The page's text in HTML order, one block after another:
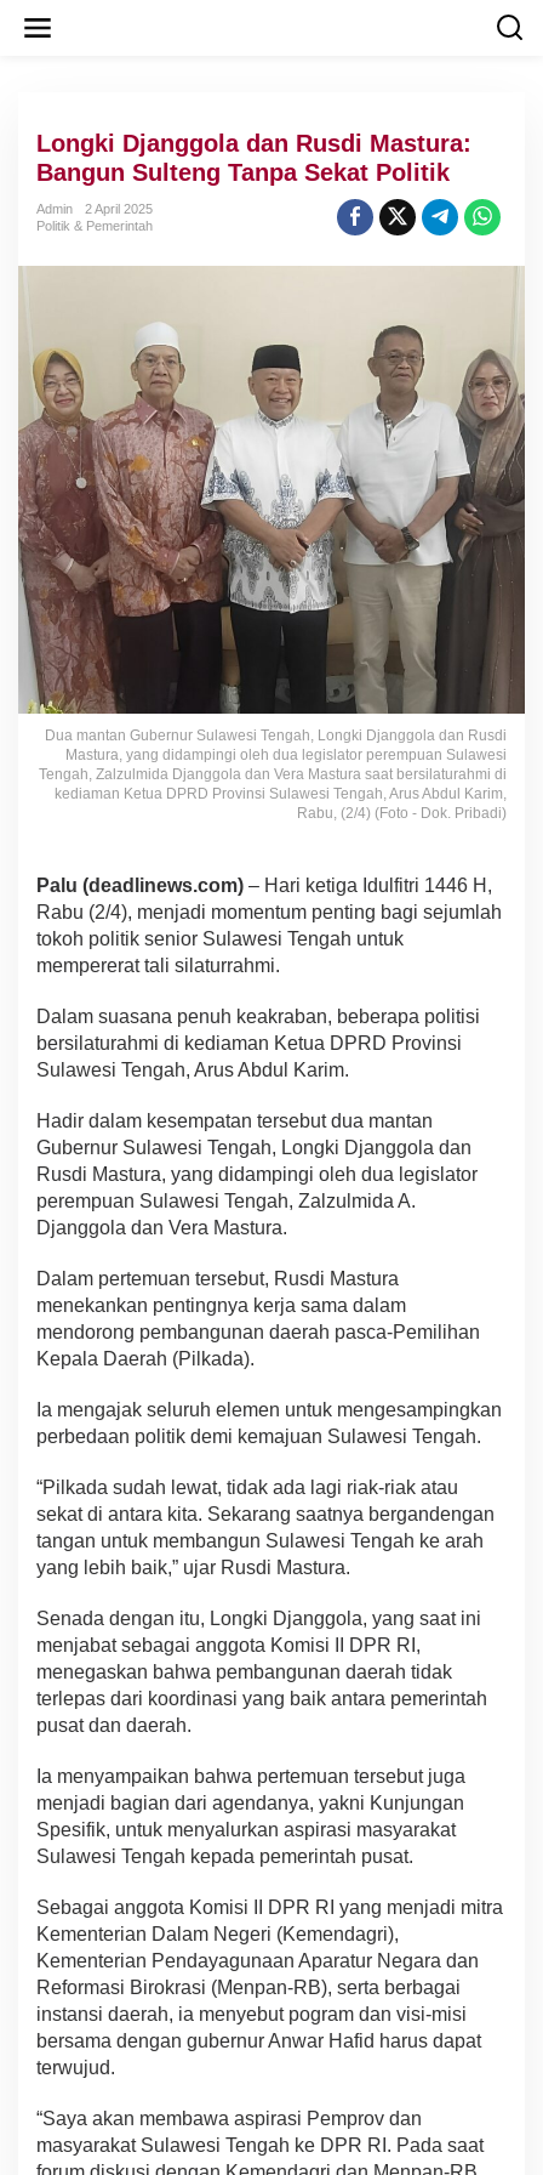
Longki Djanggola dan Rusdi Mastura:
Bangun Sulteng Tanpa Sekat Politik
Admin
2 April 2025
Politik & Pemerintah
Dua mantan Gubernur Sulawesi Tengah, Longki Djanggola dan Rusdi
Mastura, yang didampingi oleh dua legislator perempuan Sulawesi
Tengah, Zalzulmida Djanggola dan Vera Mastura saat bersilaturahmi di
kediaman Ketua DPRD Provinsi Sulawesi Tengah, Arus Abdul Karim,
Rabu, (2/4) (Foto - Dok. Pribadi)
Palu (deadlinews.com) – Hari ketiga Idulfitri 1446 H,
Rabu (2/4), menjadi momentum penting bagi sejumlah
tokoh politik senior Sulawesi Tengah untuk
mempererat tali silaturrahmi.
Dalam suasana penuh keakraban, beberapa politisi
bersilaturahmi di kediaman Ketua DPRD Provinsi
Sulawesi Tengah, Arus Abdul Karim.
Hadir dalam kesempatan tersebut dua mantan
Gubernur Sulawesi Tengah, Longki Djanggola dan
Rusdi Mastura, yang didampingi oleh dua legislator
perempuan Sulawesi Tengah, Zalzulmida A.
Djanggola dan Vera Mastura.
Dalam pertemuan tersebut, Rusdi Mastura
menekankan pentingnya kerja sama dalam
mendorong pembangunan daerah pasca-Pemilihan
Kepala Daerah (Pilkada).
Ia mengajak seluruh elemen untuk mengesampingkan
perbedaan politik demi kemajuan Sulawesi Tengah.
“Pilkada sudah lewat, tidak ada lagi riak-riak atau
sekat di antara kita. Sekarang saatnya bergandengan
tangan untuk membangun Sulawesi Tengah ke arah
yang lebih baik,” ujar Rusdi Mastura.
Senada dengan itu, Longki Djanggola, yang saat ini
menjabat sebagai anggota Komisi II DPR RI,
menegaskan bahwa pembangunan daerah tidak
terlepas dari koordinasi yang baik antara pemerintah
pusat dan daerah.
Ia menyampaikan bahwa pertemuan tersebut juga
menjadi bagian dari agendanya, yakni Kunjungan
Spesifik, untuk menyalurkan aspirasi masyarakat
Sulawesi Tengah kepada pemerintah pusat.
Sebagai anggota Komisi II DPR RI yang menjadi mitra
Kementerian Dalam Negeri (Kemendagri),
Kementerian Pendayagunaan Aparatur Negara dan
Reformasi Birokrasi (Menpan-RB), serta berbagai
instansi daerah, ia menyebut pogram dan visi-misi
bersama dengan gubernur Anwar Hafid harus dapat
terwujud.
“Saya akan membawa aspirasi Pemprov dan
masyarakat Sulawesi Tengah ke DPR RI. Pada saat